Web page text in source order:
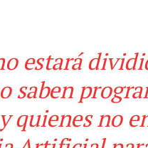
estará
saben
quienes no